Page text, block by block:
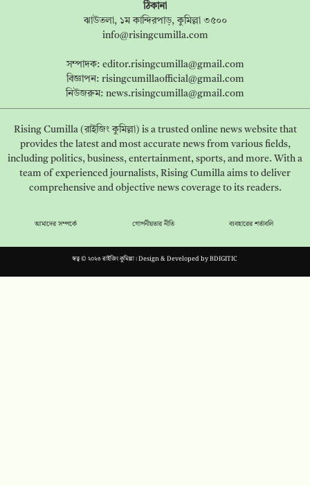
ঠিকানা
ঝাউতলা, ১ম কান্দিরপাড়, কুমিল্লা ৩৫০০
info@risingcumilla.com
সম্পাদক: editor.risingcumilla@gmail.com
বিজ্ঞাপন: risingcumillaofficial@gmail.com
নিউজরুম: news.risingcumilla@gmail.com
Rising Cumilla (রাইজিং কুমিল্লা) is a trusted online news website that
provides the latest and most accurate news from various fields,
including politics, business, entertainment, sports, and more. With a
team of experienced journalists, Rising Cumilla aims to deliver
comprehensive and objective news coverage to its readers.
আমাদের সম্পর্কে গোপনীয়তার নীতি ব্যবহারের শর্তাবলি
স্বত্ব © ২০২৩ রাইজিং কুমিল্লা। Design & Developed byBDIGITIC